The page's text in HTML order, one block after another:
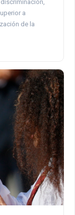
a
de la